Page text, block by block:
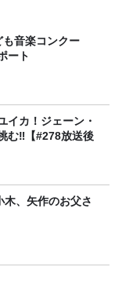
音楽コンクー
ート
イカ！ジェーン・
む‼【#278放送後
、矢作のお父さ